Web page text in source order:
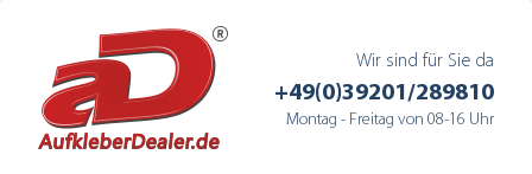
Wir sind für Sie da
+49(0)39201/289810
Montag - Freitag von 08-16 Uhr